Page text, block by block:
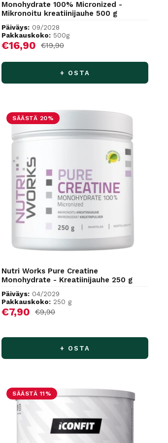
Monohydrate 100% Micronized -
Mikronoitu kreatiinijauhe 500 g
Päiväys: 09/2028
Pakkauskoko: 500g
Alennushinta
€16,90 Normaalihinta
€19,90
+ OSTA
SÄÄSTÄ 20%
Nutri Works Pure Creatine
Monohydrate - Kreatiinijauhe 250 g
Päiväys: 04/2029
Pakkauskoko: 250 g
Alennushinta
€7,90 Normaalihinta
€9,90
+ OSTA
SÄÄSTÄ 11%